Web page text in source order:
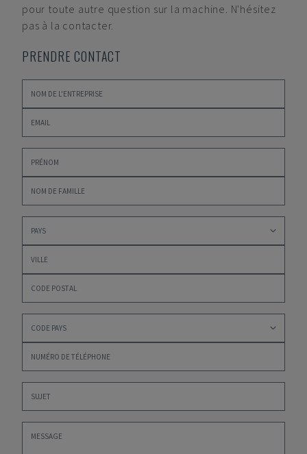
pour toute autre question sur la machine. N'hésitez
pas à la contacter.
PRENDRE CONTACT